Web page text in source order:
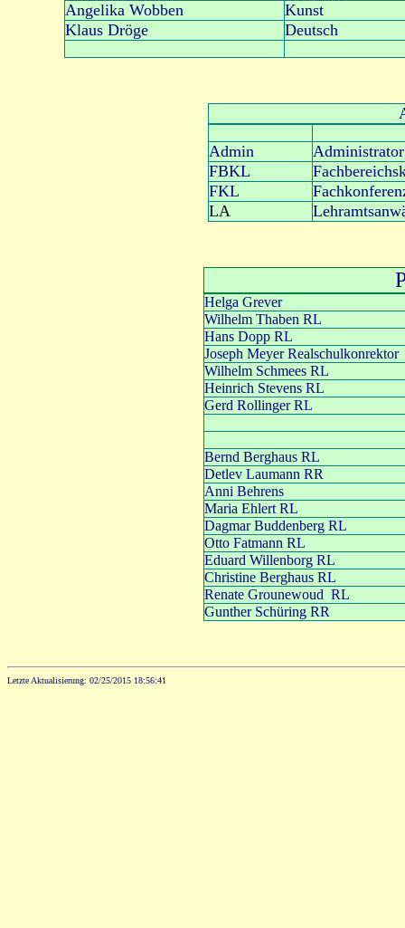
Angelika Wobben
Kunst
Klaus Dröge
Deutsch
Admin
FBKL
FKL
LA
Helga Grever
Wilhelm Thaben RL
Hans Dopp RL
Joseph Meyer Realschulkonrektor
Wilhelm Schmees RL
Heinrich Stevens RL
Gerd Rollinger RL
Bernd Berghaus RL
Detlev Laumann RR
Anni Behrens
Maria Ehlert RL
Dagmar Buddenberg RL
Otto Fatmann RL
Eduard Willenborg RL
Christine Berghaus RL
Renate Grounewoud RL
Gunther Schüring RR
Letzte Aktualisierung: 02/25/2015 18:56:41